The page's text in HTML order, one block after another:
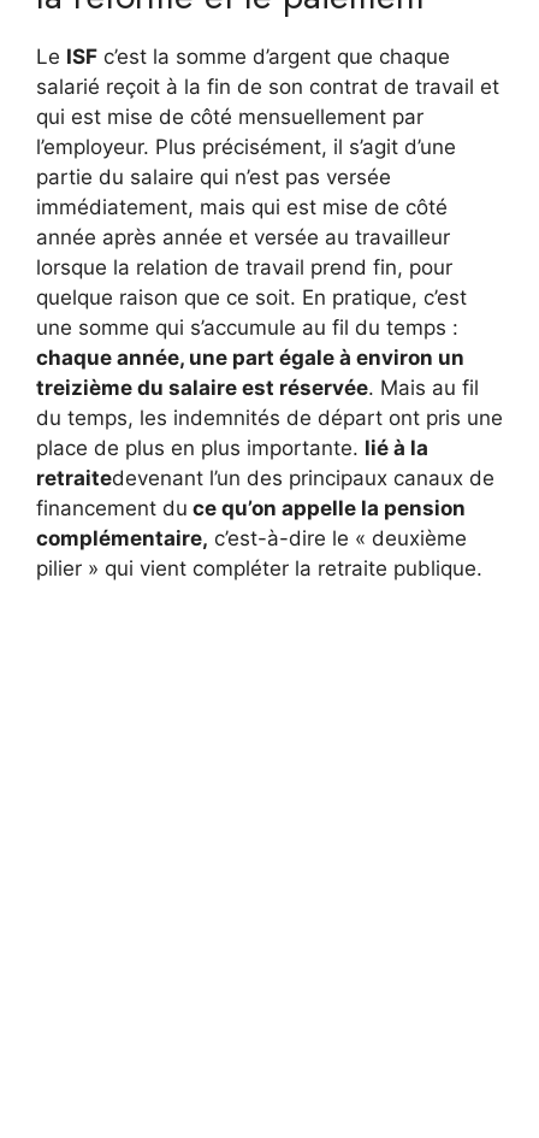
Le ISF c’est la somme d’argent que chaque
salarié reçoit à la fin de son contrat de travail et
qui est mise de côté mensuellement par
l’employeur. Plus précisément, il s’agit d’une
partie du salaire qui n’est pas versée
immédiatement, mais qui est mise de côté
année après année et versée au travailleur
lorsque la relation de travail prend fin, pour
quelque raison que ce soit. En pratique, c’est
une somme qui s’accumule au fil du temps :
chaque année, une part égale à environ un
treizième du salaire est réservée. Mais au fil
du temps, les indemnités de départ ont pris une
place de plus en plus importante. lié à la
retraitedevenant l’un des principaux canaux de
financement du ce qu’on appelle la pension
complémentaire, c’est-à-dire le « deuxième
pilier » qui vient compléter la retraite publique.